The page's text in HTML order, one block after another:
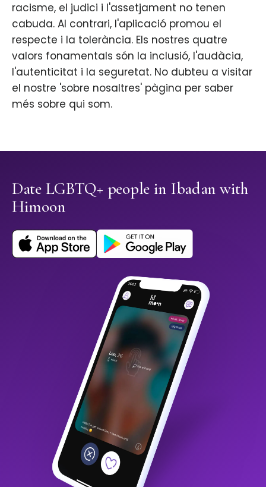
racisme, el judici i l'assetjament no tenen
cabuda. Al contrari, l'aplicació promou el
respecte i la tolerància. Els nostres quatre
valors fonamentals són la inclusió, l'audàcia,
l'autenticitat i la seguretat. No dubteu a visitar
el nostre 'sobre nosaltres' pàgina per saber
més sobre qui som.
Date LGBTQ+ people in Ibadan with
Himoon